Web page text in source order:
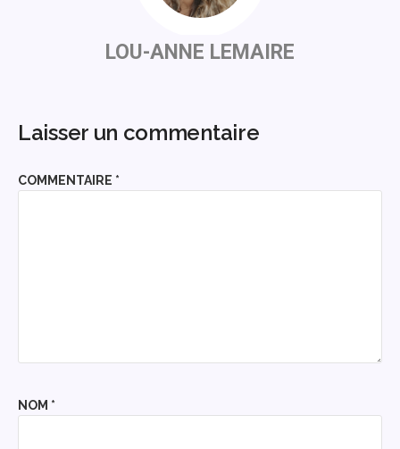
LOU-ANNE LEMAIRE
Laisser un commentaire
COMMENTAIRE *
NOM *